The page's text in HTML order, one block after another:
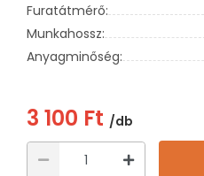
Furatátmérő:
Munkahossz:
Anyagminőség:
3 100 Ft /db